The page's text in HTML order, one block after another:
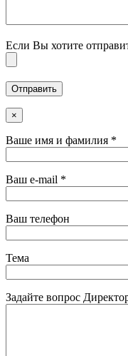
Если Вы хотите
×
Ваше имя и фамилия *
Ваш e-mail *
Ваш телефон
Тема
Задайте вопрос